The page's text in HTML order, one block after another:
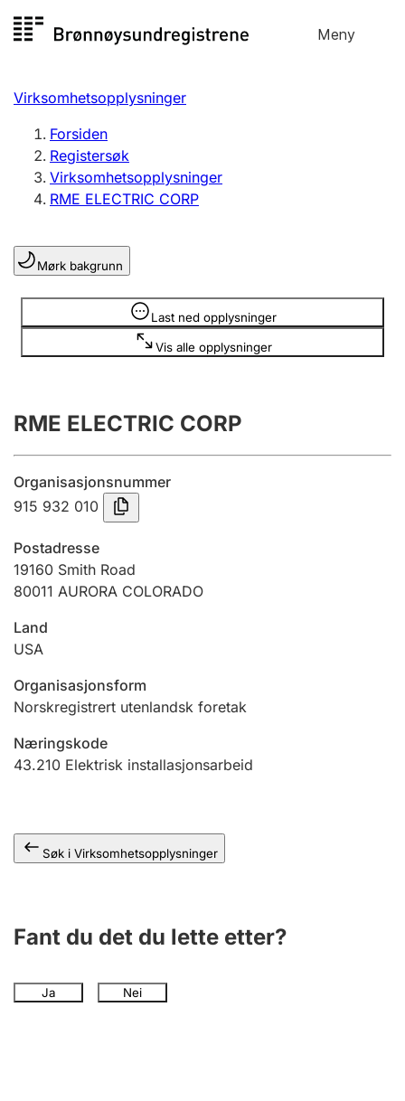
til
Meny
Registersøk
Aksjeselskap
Enkeltpersonforetak
Registrere, endre, slette
Lag og forening
Registrere, endre, slette
Årsregnskap
Innsending og forsinkelsesgebyr
Tinglysing
Jeger
Ektepaktveileder
Offentlig sektor
Virksomhetsopplysninger
Forsiden
Registersøk
Virksomhetsopplysninger
RME ELECTRIC CORP
Mørk bakgrunn
Last ned opplysninger
Vis alle opplysninger
Opplysninger er skjult
RME ELECTRIC CORP
Organisasjonsnummer
915 932 010
Postadresse
19160 Smith Road
80011 AURORA COLORADO
Land
USA
Organisasjonsform
Norskregistrert utenlandsk foretak
Næringskode
43.210 Elektrisk installasjonsarbeid
Søk i Virksomhetsopplysninger
Fant du det du lette etter?
Ja Nei